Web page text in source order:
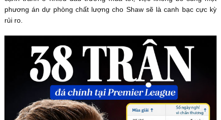
phương án dự phòng chất lượng cho Shaw sẽ là canh bạc cực kỳ
rủi ro.